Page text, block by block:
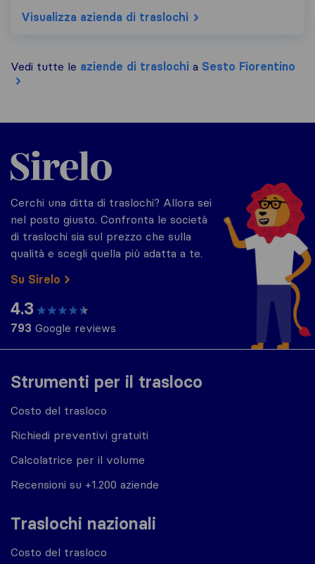
Visualizza azienda di traslochi
Vedi tutte le aziende di traslochi a Sesto Fiorentino
Strumenti per il trasloco
Costo del trasloco
Richiedi preventivi gratuiti
Calcolatrice per il volume
Recensioni su +1.200 aziende
Traslochi nazionali
Costo del trasloco
Sirelo.it
Cerchi una ditta di traslochi? Allora sei
nel posto giusto. Confronta le società
di traslochi sia sul prezzo che sulla
qualità e scegli quella più adatta a te.
Su Sirelo
4.3
793 Google reviews